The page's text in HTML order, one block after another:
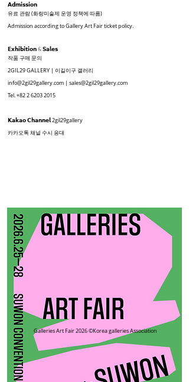
𝗔𝗱𝗺𝗶𝘀𝘀𝗶𝗼𝗻
유료 관람 (화랑미술제 운영 정책에 따름)
Admission according to Gallery Art Fair ticket policy.
𝗘𝘅𝗵𝗶𝗯𝗶𝘁𝗶𝗼𝗻 & 𝗦𝗮𝗹𝗲𝘀
작품 구매 문의
2GIL29 GALLERY | 이길이구 갤러리
info@2gil29gallery.com | sales@2gil29gallery.com
Tel.+82 2 6203 2015
𝗞𝗮𝗸𝗮𝗼 𝗖𝗵𝗮𝗻𝗻𝗲𝗹2gil29gallery
카카오톡 채널 수시 응대
Galleries Art Fair 2026 ©Korea galleries Association